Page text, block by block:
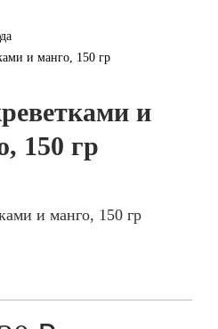
и манго, 150 гр
и
150 гр
и манго, 150 гр